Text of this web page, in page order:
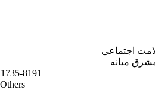
اجتماعی
میانه
1735-8191
Others